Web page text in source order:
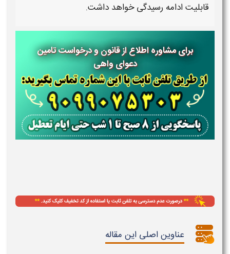
قابلیت ادامه رسیدگی خواهد داشت.
برای مشاوره اطلاع از قانون و درخواست تامین
دعوای واهی
عناوین اصلی این مقاله